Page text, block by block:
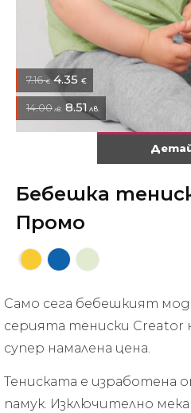
7.16€ 4.35 €
14.00 лв. 8.51 лв.
Бебешка
Промо
Само сега бебешкият
серията тениски Creator
супер намалена цена.
Тениската е изработена
памук. Изключително